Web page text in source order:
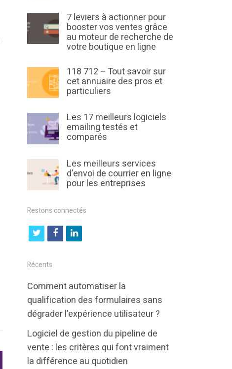
7 leviers à actionner pour
booster vos ventes grâce
au moteur de recherche de
votre boutique en ligne
118 712 – Tout savoir sur
cet annuaire des pros et
particuliers
Les 17 meilleurs logiciels
emailing testés et
comparés
Les meilleurs services
d’envoi de courrier en ligne
pour les entreprises
Restons connectés
t
i
t
e
r
f
b
o
k
l
k
e
d
n
Récents
Comment automatiser la
qualification des formulaires sans
dégrader l’expérience utilisateur ?
Logiciel de gestion du pipeline de
vente : les critères qui font vraiment
la différence au quotidien